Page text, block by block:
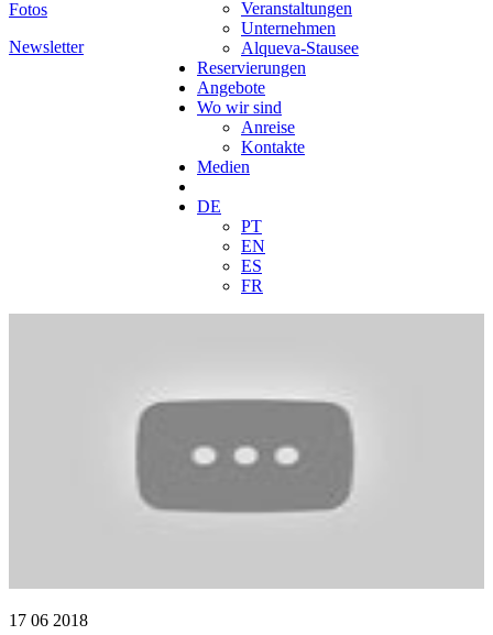
Veranstaltungen
Unternehmen
Alqueva-Stausee
Reservierungen
Angebote
Wo wir sind
Anreise
Kontakte
Medien
DE
PT
EN
ES
FR
Fotos
Newsletter
17 06 2018